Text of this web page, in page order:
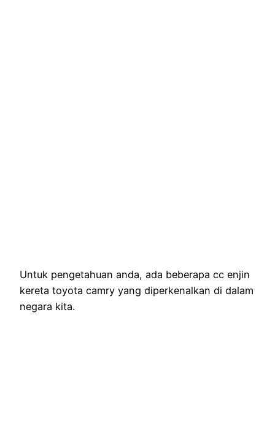
Untuk pengetahuan anda, ada beberapa cc enjin
kereta toyota camry yang diperkenalkan di dalam
negara kita.